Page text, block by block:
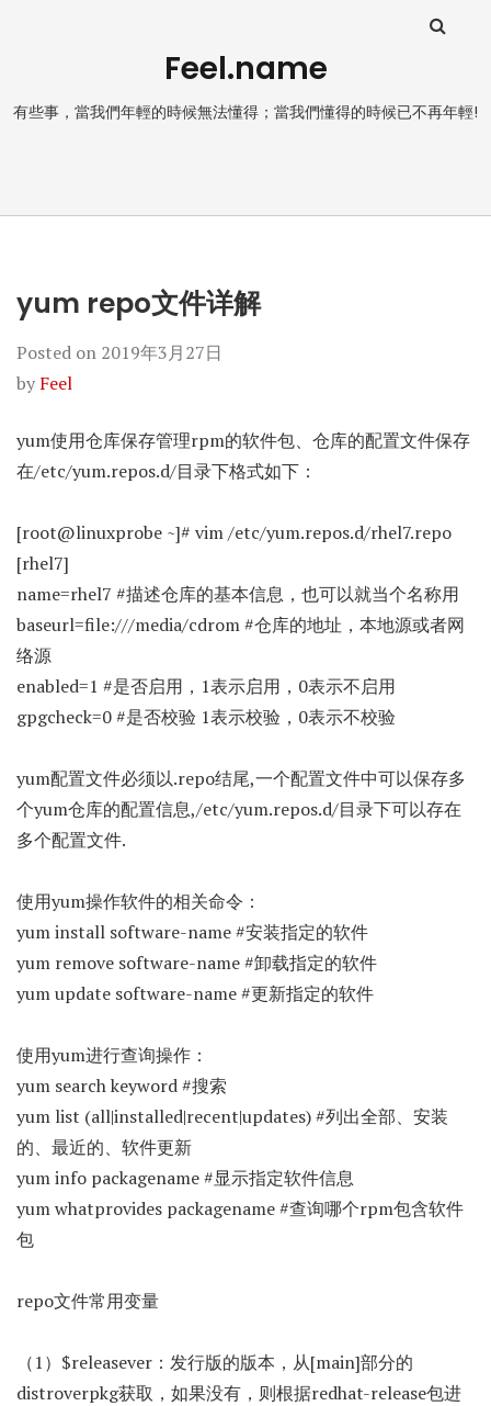
Feel.name
有些事，當我們年輕的時候無法懂得；當我們懂得的時候已不再年輕!
yum repo文件详解
Posted on 2019年3月27日
by Feel
yum使用仓库保存管理rpm的软件包、仓库的配置文件保存
在/etc/yum.repos.d/目录下格式如下：
[root@linuxprobe ~]# vim /etc/yum.repos.d/rhel7.repo
[rhel7]
name=rhel7 #描述仓库的基本信息，也可以就当个名称用
baseurl=file:///media/cdrom #仓库的地址，本地源或者网
络源
enabled=1 #是否启用，1表示启用，0表示不启用
gpgcheck=0 #是否校验 1表示校验，0表示不校验
yum配置文件必须以.repo结尾,一个配置文件中可以保存多
个yum仓库的配置信息,/etc/yum.repos.d/目录下可以存在
多个配置文件.
使用yum操作软件的相关命令：
yum install software-name #安装指定的软件
yum remove software-name #卸载指定的软件
yum update software-name #更新指定的软件
使用yum进行查询操作：
yum search keyword #搜索
yum list (all|installed|recent|updates) #列出全部、安装
的、最近的、软件更新
yum info packagename #显示指定软件信息
yum whatprovides packagename #查询哪个rpm包含软件
包
repo文件常用变量
（1）$releasever：发行版的版本，从[main]部分的
distroverpkg获取，如果没有，则根据redhat-release包进